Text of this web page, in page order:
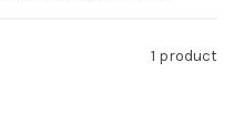
1 product